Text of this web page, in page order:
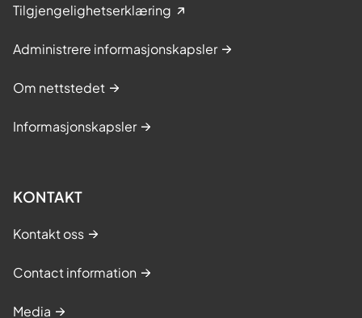
Tilgjengelighetserklæring
Administrere informasjonskapsler
Om nettstedet
Informasjonskapsler
KONTAKT
Kontakt oss
Contact information
Media